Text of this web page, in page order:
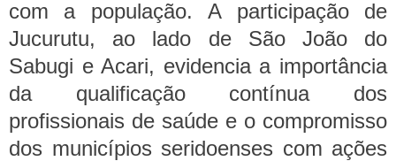
com a população.A participação de
Jucurutu, ao lado de São João do
Sabugi e Acari, evidencia a importância
da qualificação contínua dos
profissionais de saúde e o compromisso
dos municípios seridoenses com ações